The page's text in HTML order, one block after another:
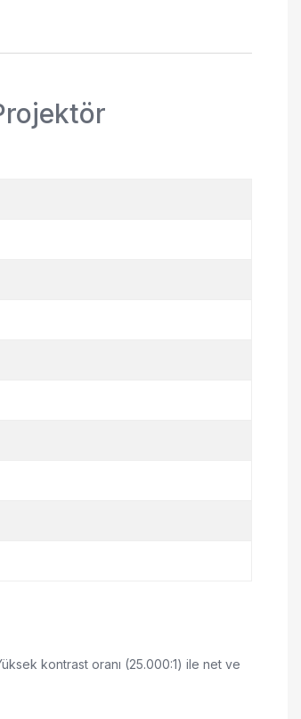
kontrast oranı (25.000:1) ile net ve